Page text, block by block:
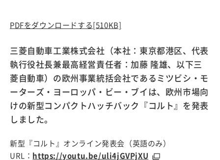
PDFをダウンロードする [510KB]
三菱自動車工業株式会社（本社：東京都港区、代表
執行役社長兼最高経営責任者：加藤 隆雄、以下三
菱自動車）の欧州事業統括会社であるミツビシ・モ
ーターズ・ヨーロッパ・ビー・ブイは、欧州市場向
けの新型コンパクトハッチバック『コルト』を発表
しました。
新型『コルト』オンライン発表会（英語のみ）
URL： https://youtu.be/uli4jGVPjXU